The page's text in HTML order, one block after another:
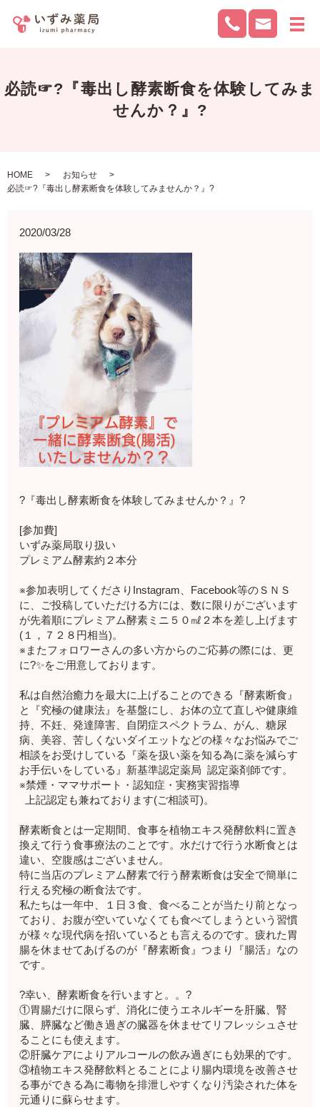
メ
必読☞?『毒出し酵素断食を体験してみま
せんか？』?
HOME
お知らせ
必読☞?『毒出し酵素断食を体験してみませんか？』?
2020/03/28
?『毒出し酵素断食を体験してみませんか？』?
[参加費]
いずみ薬局取り扱い
プレミアム酵素約２本分
※参加表明してくださりInstagram、Facebook等のＳＮＳ
に、ご投稿していただける方には、数に限りがございます
が先着順にプレミアム酵素ミニ５０㎖２本を差し上げます
(１，７２８円相当)。
※またフォロワーさんの多い方からのご応募の際には、更
に?✨をご用意しております。
私は自然治癒力を最大に上げることのできる『酵素断食』
と『究極の健康法』を基盤にし、お体の立て直しや健康維
持、不妊、発達障害、自閉症スペクトラム、がん、糖尿
病、美容、苦しくないダイエットなどの様々なお悩みでご
相談をお受けしている『薬を扱い薬を知る為に薬を減らす
お手伝いをしている』新基準認定薬局 認定薬剤師です。
※禁煙・ママサポート・認知症・実務実習指導
上記認定も兼ねております(ご相談可)。
酵素断食とは一定期間、食事を植物エキス発酵飲料に置き
換えて行う食事療法のことです。水だけで行う水断食とは
違い、空腹感はございません。
特に当店のプレミアム酵素で行う酵素断食は安全で簡単に
行える究極の断食法です。
私たちは一年中、１日３食、食べることが当たり前となっ
ており、お腹が空いていなくても食べてしまうという習慣
が様々な現代病を招いているとも言えるのです。疲れた胃
腸を休ませてあげるのが『酵素断食』つまり『腸活』なの
です。
?幸い、酵素断食を行いますと。。?
①胃腸だけに限らず、消化に使うエネルギーを肝臓、腎
臓、膵臓など働き過ぎの臓器を休ませてリフレッシュさせ
ることにも使えます。
②肝臓ケアによりアルコールの飲み過ぎにも効果的です。
③植物エキス発酵飲料とることにより腸内環境を改善させ
る事ができる為に毒物を排泄しやすくなり汚染された体を
元通りに蘇らせます。